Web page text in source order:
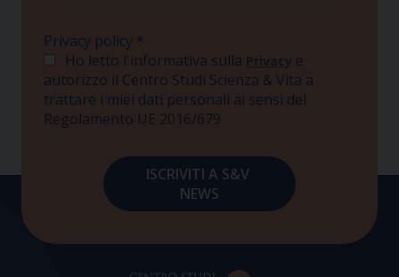
Privacy policy *
Ho letto l'informativa sulla Privacy e
autorizzo il Centro Studi Scienza & Vita a
trattare i miei dati personali ai sensi del
Regolamento UE 2016/679